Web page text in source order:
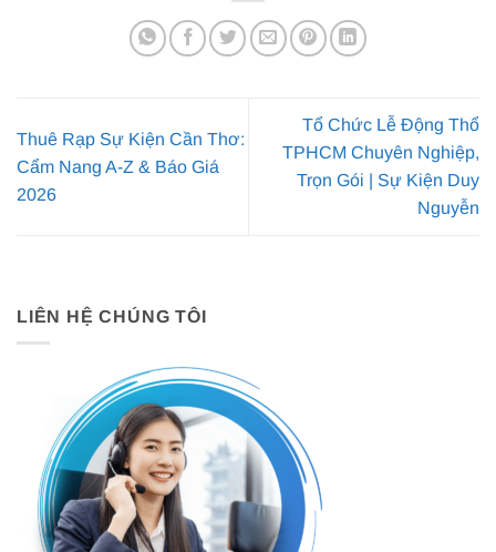
Thuê Rạp Sự Kiện Cần Thơ:
Cẩm Nang A-Z & Báo Giá
2026
Tổ Chức Lễ Động Thổ
TPHCM Chuyên Nghiệp,
Trọn Gói | Sự Kiện Duy
Nguyễn
LIÊN HỆ CHÚNG TÔI